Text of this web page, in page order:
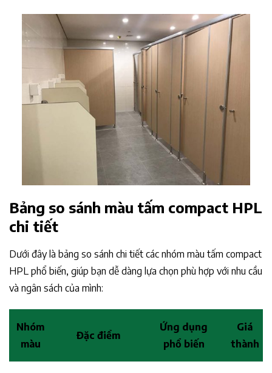
Bảng so sánh màu tấm compact HPL
chi tiết
​Dưới đây là bảng so sánh chi tiết các nhóm màu tấm compact
HPL phổ biến, giúp bạn dễ dàng lựa chọn phù hợp với nhu cầu
và ngân sách của mình:​
Nhóm
màu
Đặc điểm
Ứng dụng
phổ biến
Giá
thành